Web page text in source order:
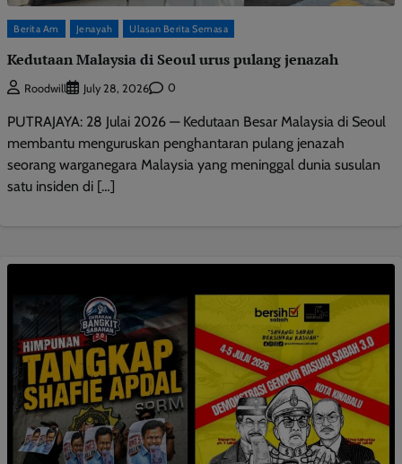
Berita Am Jenayah Ulasan Berita Semasa
Kedutaan Malaysia di Seoul urus pulang jenazah
Roodwill July 28, 2026 0
PUTRAJAYA: 28 Julai 2026 — Kedutaan Besar Malaysia di Seoul
membantu menguruskan penghantaran pulang jenazah
seorang warganegara Malaysia yang meninggal dunia susulan
satu insiden di […]